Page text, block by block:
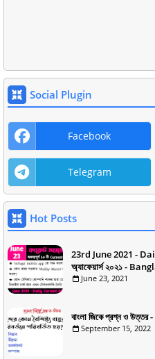
Social Plugin
Facebook
Telegram
Hot Posts
23rd June 2021 -
অ্যাফেয়ার্স ২০২১ -
June 23, 2021
বাংলা জিকে প্রশ্ন ও
September 15, 2022